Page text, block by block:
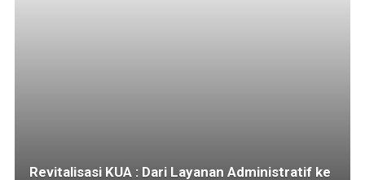
Revitalisasi KUA : Dari Layanan Administratif ke